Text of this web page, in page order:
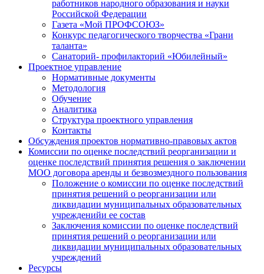
работников народного образования и науки
Российской Федерации
Газета «Мой ПРОФСОЮЗ»
Конкурс педагогического творчества «Грани
таланта»
Санаторий- профилакторий «Юбилейный»
Проектное управление
Нормативные документы
Методология
Обучение
Аналитика
Структура проектного управления
Контакты
Обсуждения проектов нормативно-правовых актов
Комиссии по оценке последствий реорганизации и
оценке последствий принятия решения о заключении
МОО договора аренды и безвозмездного пользования
Положение о комиссии по оценке последствий
принятия решений о реорганизации или
ликвидации муниципальных образовательных
учрежденийи ее состав
Заключения комиссии по оценке последствий
принятия решений о реорганизации или
ликвидации муниципальных образовательных
учреждений
Ресурсы